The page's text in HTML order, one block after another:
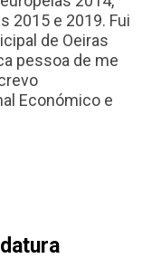
2015 e 2019. Fui
de Oeiras
pessoa de me
Económico e